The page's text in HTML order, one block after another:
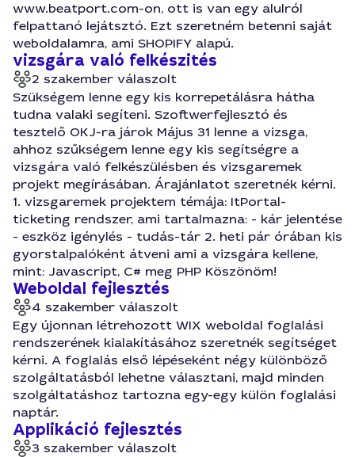
www.beatport.com-on, ott is van egy alulról
felpattanó lejátsztó. Ezt szeretném betenni saját
weboldalamra, ami SHOPIFY alapú.
vizsgára való felkészités
2 szakember válaszolt
Szükségem lenne egy kis korrepetálásra hátha
tudna valaki segíteni. Szoftwerfejlesztó és
tesztelő OKJ-ra járok Május 31 lenne a vizsga,
ahhoz szűkségem lenne egy kis segítségre a
vizsgára való felkészülésben és vizsgaremek
projekt megírásában. Árajánlatot szeretnék kérni.
1. vizsgaremek projektem témája: ItPortal-
ticketing rendszer, ami tartalmazna: - kár jelentése
- eszköz igénylés - tudás-tár 2. heti pár órában kis
gyorstalpalóként átveni ami a vizsgára kellene,
mint: Javascript, C# meg PHP Köszönöm!
Weboldal fejlesztés
4 szakember válaszolt
Egy újonnan létrehozott WIX weboldal foglalási
rendszerének kialakításához szeretnék segítséget
kérni. A foglalás első lépéseként négy különböző
szolgáltatásból lehetne választani, majd minden
szolgáltatáshoz tartozna egy-egy külön foglalási
naptár.
Applikáció fejlesztés
3 szakember válaszolt